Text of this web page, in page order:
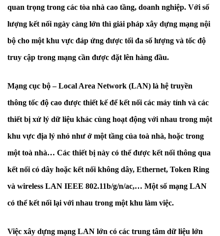
quan trọng trong các tòa nhà cao tầng, doanh nghiệp. Với số
lượng kết nối ngày càng lớn thì giải pháp xây dựng mạng nội
bộ cho một khu vực đáp ứng được tối đa số lượng và tốc độ
truy cập trong mạng cần được đặt lên hàng đầu.
Mạng cục bộ – Local Area Network (LAN) là hệ truyền
thông tốc độ cao được thiết kế để kết nối các máy tính và các
thiết bị xử lý dữ liệu khác cùng hoạt động với nhau trong một
khu vực địa lý nhỏ như ở một tầng của toà nhà, hoặc trong
một toà nhà… Các thiết bị này có thể được kết nối thông qua
kết nối có dây hoặc kết nối không dây, Ethernet, Token Ring
và wireless LAN IEEE 802.11b/g/n/ac,… Một số mạng LAN
có thể kết nối lại với nhau trong một khu làm việc.
Việc xây dựng mạng LAN lớn có các trung tâm dữ liệu lớn